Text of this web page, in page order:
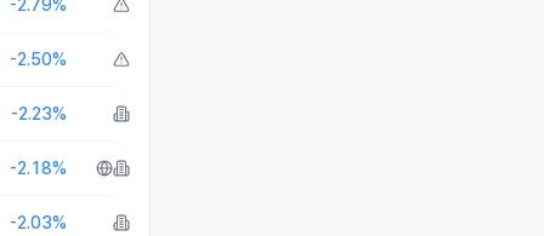
-2.79%
-2.50%
-2.23%
-2.18%
-2.03%